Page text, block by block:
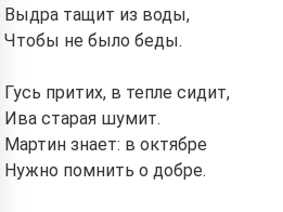
Выдра тащит из воды,
Чтобы не было беды.
Гусь притих, в тепле сидит,
Ива старая шумит.
Мартин знает: в октябре
Нужно помнить о добре.